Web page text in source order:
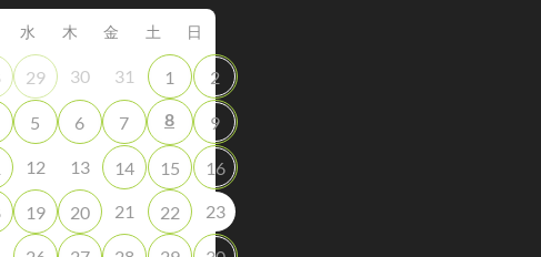
水 木 金 土 日
29 30 31 1 2
5 6 7 8 9
12 13 14 15 16
19 20 21 22 23